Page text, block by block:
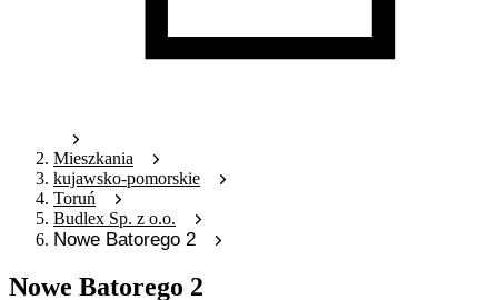
Mieszkania
kujawsko-pomorskie
Toruń
Budlex Sp. z o.o.
Nowe Batorego 2
Nowe Batorego 2